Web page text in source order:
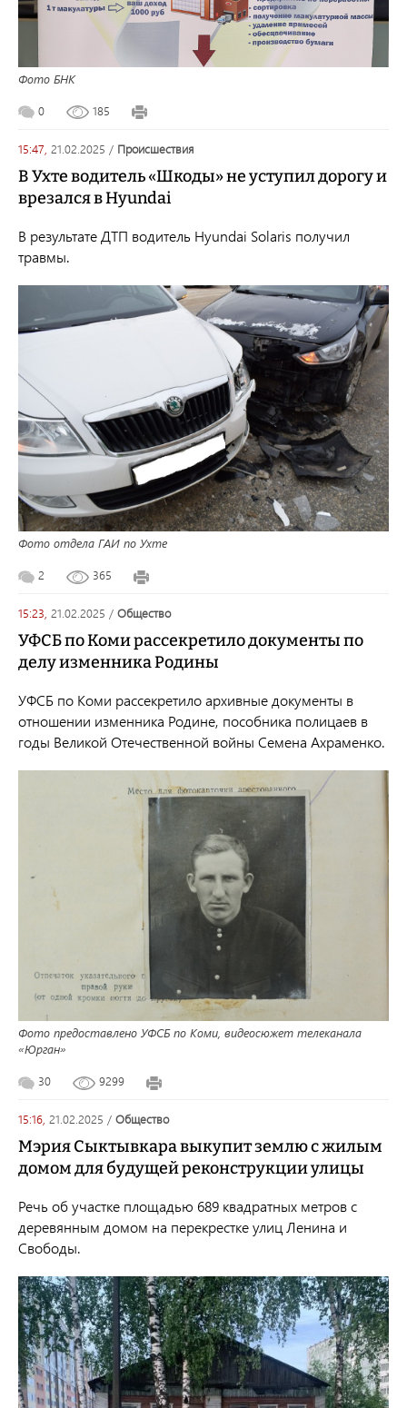
Фото БНК
0 185
15:47, 21.02.2025 / происшествия
В Ухте водитель «Шкоды» не уступил дорогу и
врезался в Hyundai
В результате ДТП водитель Hyundai Solaris получил
травмы.
Фото отдела ГАИ по Ухте
2 365
15:23, 21.02.2025 / общество
УФСБ по Коми рассекретило документы по
делу изменника Родины
УФСБ по Коми рассекретило архивные документы в
отношении изменника Родине, пособника полицаев в
годы Великой Отечественной войны Семена Ахраменко.
Фото предоставлено УФСБ по Коми, видеосюжет телеканала
«Юрган»
30 9299
15:16, 21.02.2025 / общество
Мэрия Сыктывкара выкупит землю с жилым
домом для будущей реконструкции улицы
Речь об участке площадью 689 квадратных метров с
деревянным домом на перекрестке улиц Ленина и
Свободы.